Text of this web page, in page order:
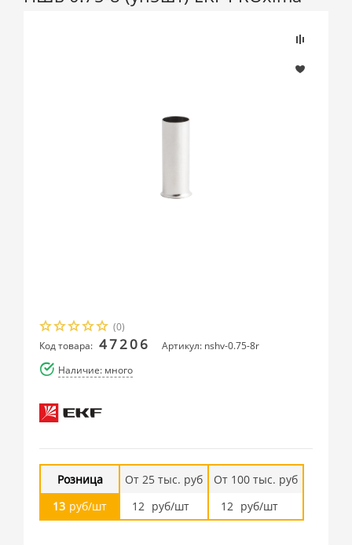
(0)
Код товара: 47206
Артикул: nshv-0.75-8r
Наличие: много
Розница
13 руб/шт
От 25 тыс. руб
12 руб/шт
От 100 тыс. руб
12 руб/шт